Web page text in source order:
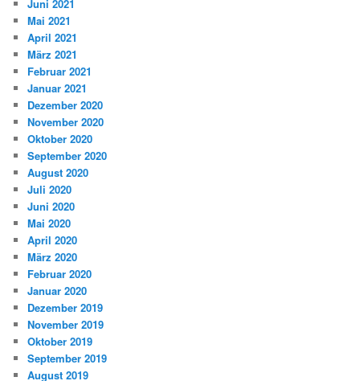
Juni 2021
Mai 2021
April 2021
März 2021
Februar 2021
Januar 2021
Dezember 2020
November 2020
Oktober 2020
September 2020
August 2020
Juli 2020
Juni 2020
Mai 2020
April 2020
März 2020
Februar 2020
Januar 2020
Dezember 2019
November 2019
Oktober 2019
September 2019
August 2019